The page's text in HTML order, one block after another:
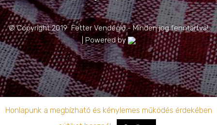
© Copyright 2019 Fetter Vendéglő - Minden jog fenntartva!
| Powered by
Honlapunk a megbízható és kénylemes működés érdekében